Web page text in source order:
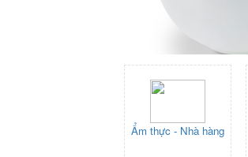
Ẩm thực - Nhà hàng